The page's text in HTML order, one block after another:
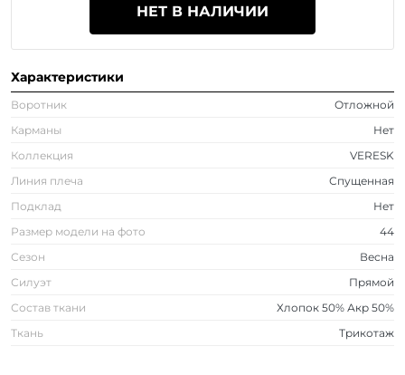
НЕТ В НАЛИЧИИ
Характеристики
Воротник
Отложной
Карманы
Нет
Коллекция
VERESK
Линия плеча
Спущенная
Подклад
Нет
Размер модели на фото
44
Сезон
Весна
Силуэт
Прямой
Состав ткани
Хлопок 50% Акр 50%
Ткань
Трикотаж